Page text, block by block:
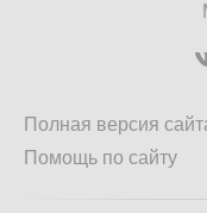
Полная версия
Помощь по сайту